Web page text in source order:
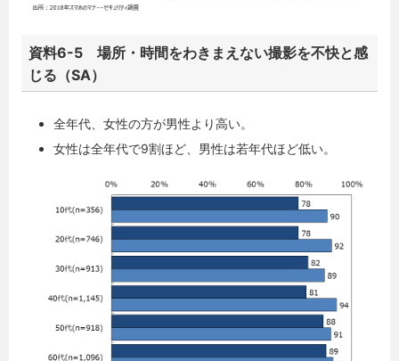
資料6-5 場所・時間をわきまえない撮影を不快と感
じる（SA）
全年代、女性の方が男性より高い。
女性は全年代で9割ほど、男性は若年代ほど低い。